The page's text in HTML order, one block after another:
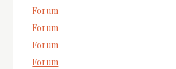
Forum
Forum
Forum
Forum